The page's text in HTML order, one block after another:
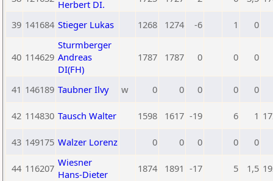
Herbert DI.
39 141684 Stieger Lukas 1268 1274 -6 1 0
40 114629
Sturmberger
Andreas
DI(FH)
1787 1787 0 0 0
41 146189 Taubner Ilvy w 0 0 0 0 0
42 114830 Tausch Walter 1598 1617 -19 6 1
43 149175 Walzer Lorenz 0 0 0 0 0
44 116207 Wiesner
Hans-Dieter
1874 1891 -17 5 1,5